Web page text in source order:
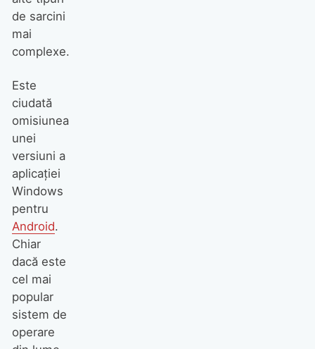
de sarcini
mai
complexe.
Este
ciudată
omisiunea
unei
versiuni a
aplicației
Windows
pentru
Android.
Chiar
dacă este
cel mai
popular
sistem de
operare